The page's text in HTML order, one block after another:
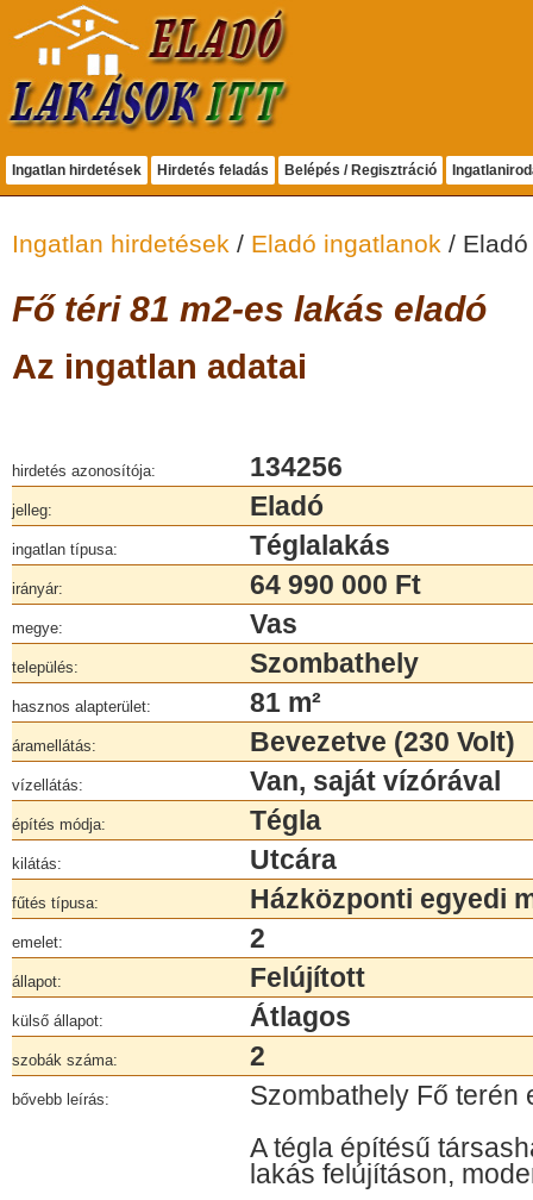
Ingatlan hirdetések Hirdetés feladás Belépés / Regisztráció
Ingatlan hirdetések / Eladó ingatlanok /
Fő téri 81 m2-es lakás eladó
Az ingatlan adatai
hirdetés azonosítója: 134256
jelleg: Eladó
ingatlan típusa: Téglalakás
irányár: 64 990 000 Ft
megye: Vas
település: Szombathely
hasznos alapterület: 81 m²
áramellátás: Bevezetve (230 Volt)
vízellátás: Van, saját vízórával
építés módja: Tégla
kilátás: Utcára
fűtés típusa: Házközponti egyedi
emelet: 2
állapot: Felújított
külső állapot: Átlagos
szobák száma: 2
bővebb leírás:
Szombathely Fő terén
A tégla építésű
lakás felújításon,